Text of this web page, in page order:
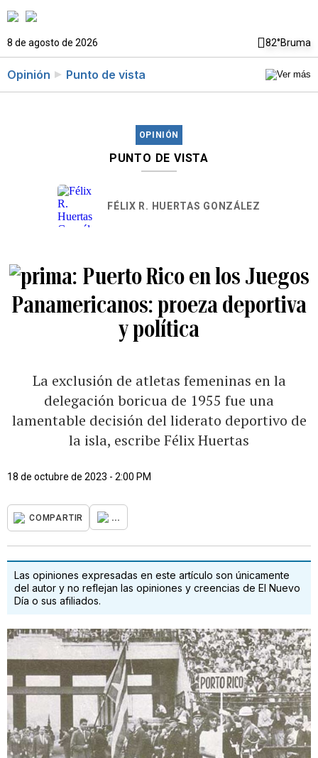
8 de agosto de 2026 82°Bruma
Opinión Punto de vista
OPINIÓN
PUNTO DE VISTA
FÉLIX R. HUERTAS GONZÁLEZ
Puerto Rico en los Juegos
Panamericanos: proeza deportiva
y política
La exclusión de atletas femeninas en la
delegación boricua de 1955 fue una
lamentable decisión del liderato deportivo de
la isla, escribe Félix Huertas
18 de octubre de 2023 - 2:00 PM
COMPARTIR ...
Las opiniones expresadas en este artículo son únicamente
del autor y no reflejan las opiniones y creencias de El Nuevo
Día o sus afiliados.